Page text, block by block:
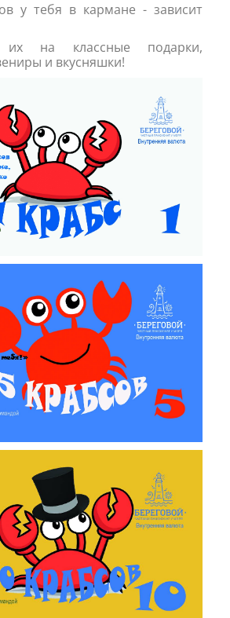
у тебя в кармане - зависит
их на классные подарки,
и вкусняшки!